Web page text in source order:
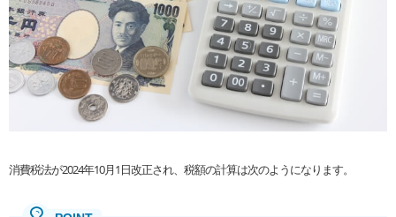
消費税法が2024年10月1日改正され、税額の計算は次のようになります。